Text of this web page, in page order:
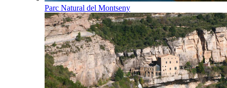
Parc Natural del Montseny